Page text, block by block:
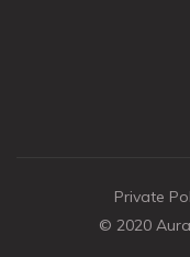
Private
© 2020